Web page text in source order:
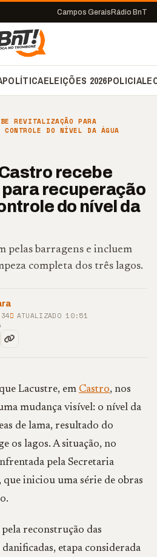
Campos Gerais Rádio BnT
POLÍTICAELEIÇÕES 2026POLICIAL
REVITALIZAÇÃO PARA
CONTROLE DO NÍVEL DA ÁGUA
recebe
recuperação
do nível da
pelas barragens e incluem
completa dos três lagos.
ATUALIZADO 10:51
Lacustre, em Castro, nos
mudança visível: o nível da
de lama, resultado do
os lagos. A situação, no
pela Secretaria
iniciou uma série de obras
reconstrução das
etapa considerada